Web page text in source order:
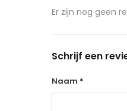
aangeschafte
14 dagen
Binnen 14
De
Er zijn nog geen
Schrijf een
Naam *